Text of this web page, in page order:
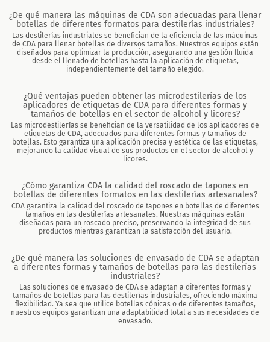
¿De qué manera las máquinas de CDA son adecuadas para llenar
botellas de diferentes formatos para destilerías industriales?
Las destilerías industriales se benefician de la eficiencia de las máquinas
de CDA para llenar botellas de diversos tamaños. Nuestros equipos están
diseñados para optimizar la producción, asegurando una gestión fluida
desde el llenado de botellas hasta la aplicación de etiquetas,
independientemente del tamaño elegido.
¿Qué ventajas pueden obtener las microdestilerías de los
aplicadores de etiquetas de CDA para diferentes formas y
tamaños de botellas en el sector de alcohol y licores?
Las microdestilerías se benefician de la versatilidad de los aplicadores de
etiquetas de CDA, adecuados para diferentes formas y tamaños de
botellas. Esto garantiza una aplicación precisa y estética de las etiquetas,
mejorando la calidad visual de sus productos en el sector de alcohol y
licores.
¿Cómo garantiza CDA la calidad del roscado de tapones en
botellas de diferentes formatos en las destilerías artesanales?
CDA garantiza la calidad del roscado de tapones en botellas de diferentes
tamaños en las destilerías artesanales. Nuestras máquinas están
diseñadas para un roscado preciso, preservando la integridad de sus
productos mientras garantizan la satisfacción del usuario.
¿De qué manera las soluciones de envasado de CDA se adaptan
a diferentes formas y tamaños de botellas para las destilerías
industriales?
Las soluciones de envasado de CDA se adaptan a diferentes formas y
tamaños de botellas para las destilerías industriales, ofreciendo máxima
flexibilidad. Ya sea que utilice botellas cónicas o de diferentes tamaños,
nuestros equipos garantizan una adaptabilidad total a sus necesidades de
envasado.